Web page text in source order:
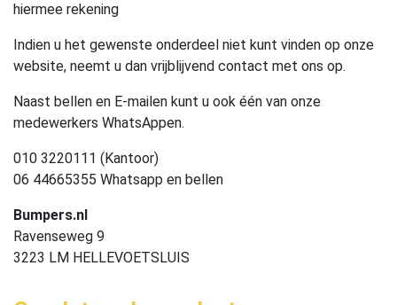
hiermee rekening
Indien u het gewenste onderdeel niet kunt vinden op onze
website, neemt u dan vrijblijvend contact met ons op.
Naast bellen en E-mailen kunt u ook één van onze
medewerkers WhatsAppen.
010 3220111 (Kantoor)
06 44665355 Whatsapp en bellen
Bumpers.nl
Ravenseweg 9
3223 LM HELLEVOETSLUIS